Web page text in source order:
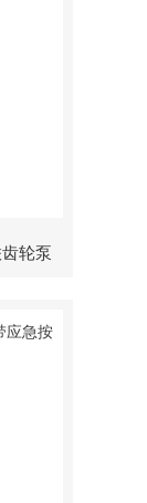
轮泵